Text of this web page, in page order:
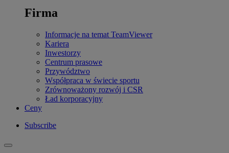
Firma
Informacje na temat TeamViewer
Kariera
Inwestorzy
Centrum prasowe
Przywództwo
Współpraca w świecie sportu
Zrównoważony rozwój i CSR
Ład korporacyjny
Ceny
Subscribe